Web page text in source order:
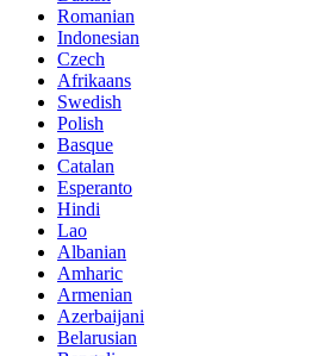
Romanian
Indonesian
Czech
Afrikaans
Swedish
Polish
Basque
Catalan
Esperanto
Hindi
Lao
Albanian
Amharic
Armenian
Azerbaijani
Belarusian